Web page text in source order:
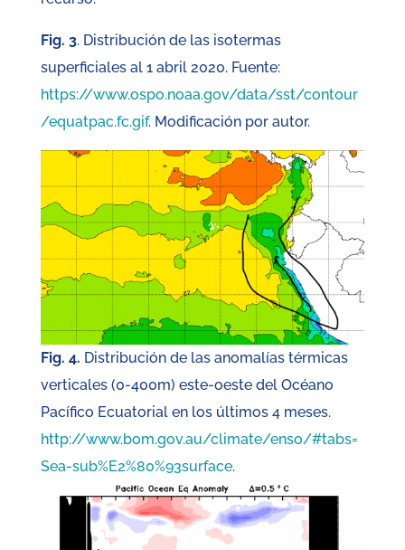
Fig. 3. Distribución de las isotermas
superficiales al 1 abril 2020. Fuente:
https://www.ospo.noaa.gov/data/sst/contour
/equatpac.fc.gif. Modificación por autor.
Fig. 4. Distribución de las anomalías térmicas
verticales (0-400m) este-oeste del Océano
Pacífico Ecuatorial en los últimos 4 meses.
http://www.bom.gov.au/climate/enso/#tabs=
Sea-sub%E2%80%93surface.